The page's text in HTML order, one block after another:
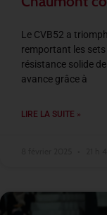
Le CVB52 a
remportant les
résistance solide
avance grâce à
LIRE LA SUITE »